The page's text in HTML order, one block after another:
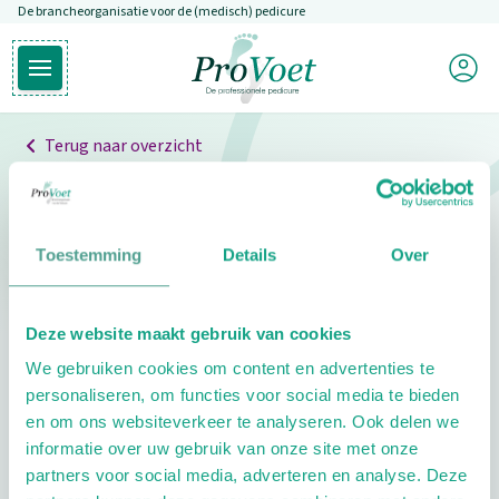
Toestemming Details Over
Deze website maakt gebruik van cookies
We gebruiken cookies om content en advertenties te
personaliseren, om functies voor social media te bieden
en om ons websiteverkeer te analyseren. Ook delen we
informatie over uw gebruik van onze site met onze
partners voor social media, adverteren en analyse. Deze
Overslaan en naar de inhoud gaan
De brancheorganisatie voor de (medisch) pedicure
Open hoofdmenu
Ga naar de homepagina
Mijn
Terug naar overzicht
Professionals
Pedicure niet gevonden
pedicure.